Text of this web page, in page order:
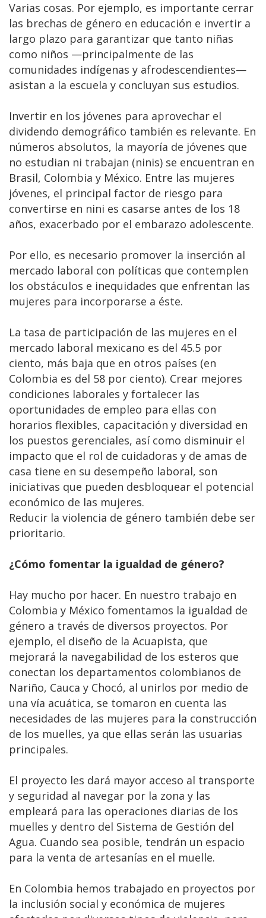
Varias cosas. Por ejemplo, es importante cerrar
las brechas de género en educación e invertir a
largo plazo para garantizar que tanto niñas
como niños —principalmente de las
comunidades indígenas y afrodescendientes—
asistan a la escuela y concluyan sus estudios.
Invertir en los jóvenes para aprovechar el
dividendo demográfico también es relevante. En
números absolutos, la mayoría de jóvenes que
no estudian ni trabajan (ninis) se encuentran en
Brasil, Colombia y México. Entre las mujeres
jóvenes, el principal factor de riesgo para
convertirse en nini es casarse antes de los 18
años, exacerbado por el embarazo adolescente.
Por ello, es necesario promover la inserción al
mercado laboral con políticas que contemplen
los obstáculos e inequidades que enfrentan las
mujeres para incorporarse a éste.
La tasa de participación de las mujeres en el
mercado laboral mexicano es del 45.5 por
ciento, más baja que en otros países (en
Colombia es del 58 por ciento). Crear mejores
condiciones laborales y fortalecer las
oportunidades de empleo para ellas con
horarios flexibles, capacitación y diversidad en
los puestos gerenciales, así como disminuir el
impacto que el rol de cuidadoras y de amas de
casa tiene en su desempeño laboral, son
iniciativas que pueden desbloquear el potencial
económico de las mujeres.
Reducir la violencia de género también debe ser
prioritario.
¿Cómo fomentar la igualdad de género?
Hay mucho por hacer. En nuestro trabajo en
Colombia y México fomentamos la igualdad de
género a través de diversos proyectos. Por
ejemplo, el diseño de la Acuapista, que
mejorará la navegabilidad de los esteros que
conectan los departamentos colombianos de
Nariño, Cauca y Chocó, al unirlos por medio de
una vía acuática, se tomaron en cuenta las
necesidades de las mujeres para la construcción
de los muelles, ya que ellas serán las usuarias
principales.
El proyecto les dará mayor acceso al transporte
y seguridad al navegar por la zona y las
empleará para las operaciones diarias de los
muelles y dentro del Sistema de Gestión del
Agua. Cuando sea posible, tendrán un espacio
para la venta de artesanías en el muelle.
En Colombia hemos trabajado en proyectos por
la inclusión social y económica de mujeres